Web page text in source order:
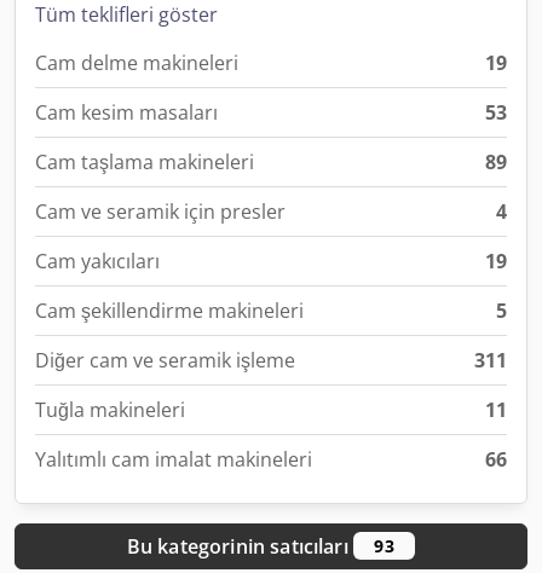
Tüm teklifleri göster
Cam delme makineleri
19
Cam kesim masaları
53
Cam taşlama makineleri
89
Cam ve seramik için presler
4
Cam yakıcıları
19
Cam şekillendirme makineleri
5
Diğer cam ve seramik işleme
311
Tuğla makineleri
11
Yalıtımlı cam imalat makineleri
66
Bu kategorinin satıcıları 93